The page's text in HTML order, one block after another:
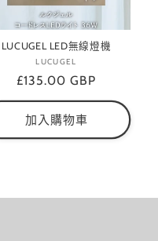
LUCUGEL LED無線燈機
廠
商：
LUCUGEL
定
價
£135.00 GBP
加入購物車